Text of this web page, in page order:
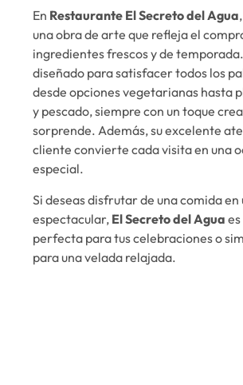
En Restaurante El Secreto del Agua
una obra de arte que refleja el
ingredientes frescos y de
diseñado para satisfacer todos los
desde opciones vegetarianas hasta
y pescado, siempre con un toque
sorprende. Además, su excelente
cliente convierte cada visita en una
especial.
Si deseas disfrutar de una comida
espectacular, El Secreto del Agua
perfecta para tus celebraciones o
para una velada relajada.